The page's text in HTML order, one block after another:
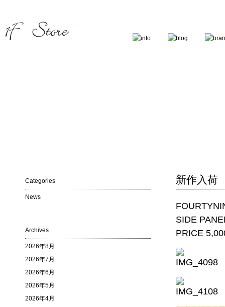
新作入荷
SIDE
PRICE
Categories
News
Archives
2026年8月
2026年7月
2026年6月
2026年5月
2026年4月